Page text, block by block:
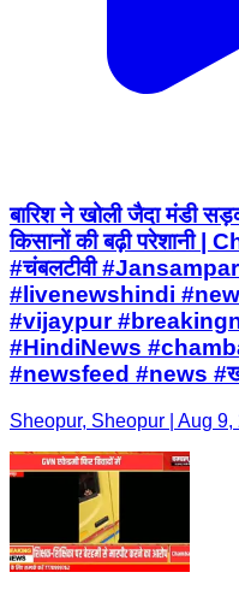
बारिश ने खोली जैदा मंडी
किसानों की बढ़ी परेशानी
#चंबलटीवी
#livenewshindi
#vijaypur
#HindiNews
#newsfeed #news
Sheopur, Sheopur | Aug 9,